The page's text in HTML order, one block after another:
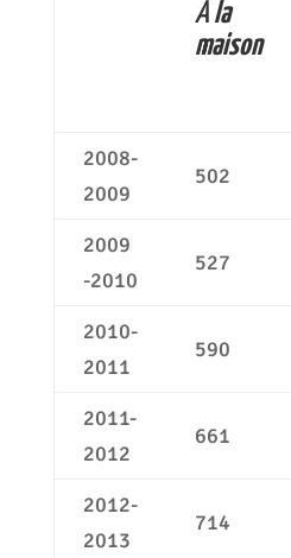
À la
maison
2008-
2009
502
2009
-2010
527
2010-
2011
590
2011-
2012
661
2012-
2013
714